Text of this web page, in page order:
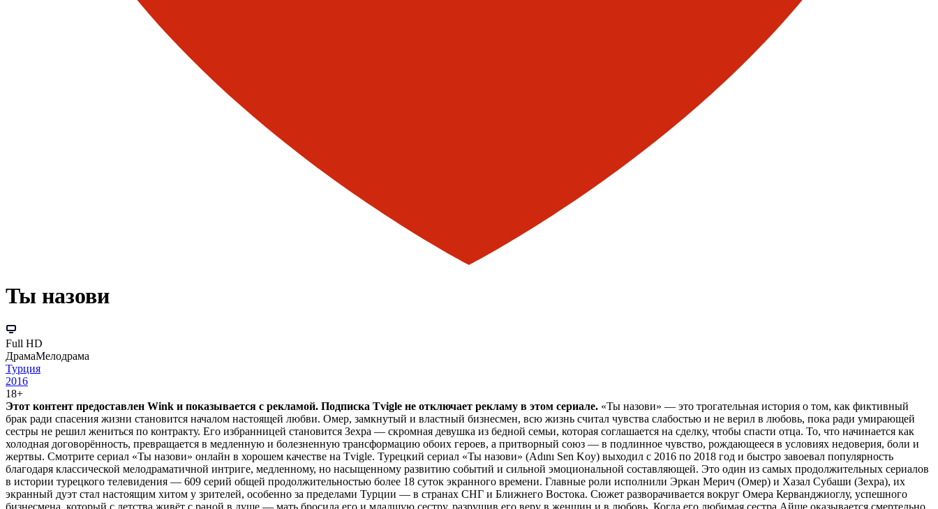
Ты назови
Full HD
ДрамаМелодрама
Турция
2016
18+
Этот контент предоставлен Wink и показывается с рекламой. Подписка Tvigle не отключает рекламу в этом сериале. «Ты назови» — это трогательная история о том, как фиктивный
брак ради спасения жизни становится началом настоящей любви. Омер, замкнутый и властный бизнесмен, всю жизнь считал чувства слабостью и не верил в любовь, пока ради умирающей
сестры не решил жениться по контракту. Его избранницей становится Зехра — скромная девушка из бедной семьи, которая соглашается на сделку, чтобы спасти отца. То, что начинается как
холодная договорённость, превращается в медленную и болезненную трансформацию обоих героев, а притворный союз — в подлинное чувство, рождающееся в условиях недоверия, боли и
жертвы. Смотрите сериал «Ты назови» онлайн в хорошем качестве на Tvigle. Турецкий сериал «Ты назови» (Adını Sen Koy) выходил с 2016 по 2018 год и быстро завоевал популярность
благодаря классической мелодраматичной интриге, медленному, но насыщенному развитию событий и сильной эмоциональной составляющей. Это один из самых продолжительных сериалов
в истории турецкого телевидения — 609 серий общей продолжительностью более 18 суток экранного времени. Главные роли исполнили Эркан Мерич (Омер) и Хазал Субаши (Зехра), их
экранный дуэт стал настоящим хитом у зрителей, особенно за пределами Турции — в странах СНГ и Ближнего Востока. Сюжет разворачивается вокруг Омера Керванджиоглу, успешного